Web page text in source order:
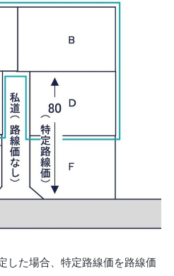
した場合、特定路線価を路線価